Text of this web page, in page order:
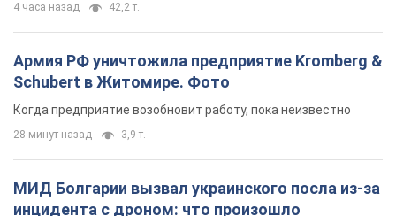
МИД Болгарии вызвал украинского посла из-за
инцидента с дроном: что произошло
Беседа состоится 10 августа
4 часа назад 6,1 т.